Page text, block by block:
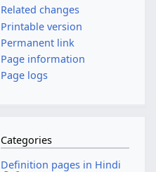
Related changes
Printable version
Permanent link
Page information
Page logs
Categories
Definition pages in Hindi